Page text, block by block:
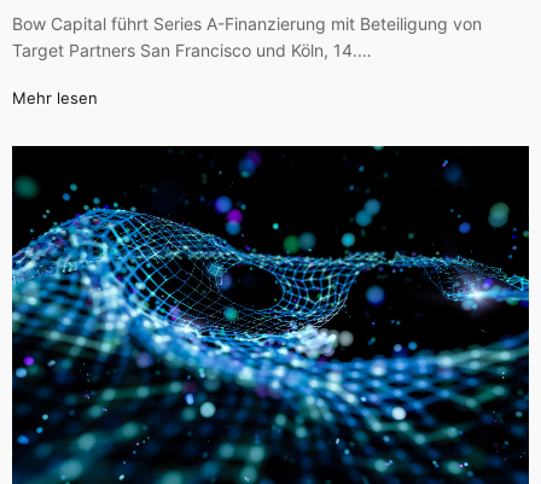
Bow Capital führt Series A-Finanzierung mit Beteiligung von
Target Partners San Francisco und Köln, 14.…
Mehr lesen